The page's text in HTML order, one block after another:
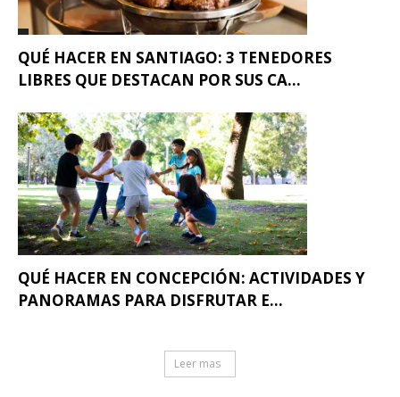
QUÉ HACER EN SANTIAGO: 3 TENEDORES
LIBRES QUE DESTACAN POR SUS CA...
QUÉ HACER EN CONCEPCIÓN: ACTIVIDADES Y
PANORAMAS PARA DISFRUTAR E...
Leer mas